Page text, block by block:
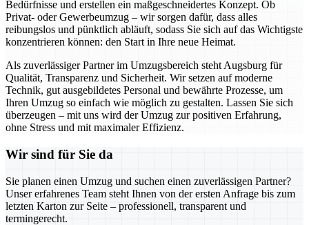
Bedürfnisse und erstellen ein maßgeschneidertes Konzept. Ob
Privat- oder Gewerbeumzug – wir sorgen dafür, dass alles
reibungslos und pünktlich abläuft, sodass Sie sich auf das Wichtigste
konzentrieren können: den Start in Ihre neue Heimat.
Als zuverlässiger Partner im Umzugsbereich steht Augsburg für
Qualität, Transparenz und Sicherheit. Wir setzen auf moderne
Technik, gut ausgebildetes Personal und bewährte Prozesse, um
Ihren Umzug so einfach wie möglich zu gestalten. Lassen Sie sich
überzeugen – mit uns wird der Umzug zur positiven Erfahrung,
ohne Stress und mit maximaler Effizienz.
Wir sind für Sie da
Sie planen einen Umzug und suchen einen zuverlässigen Partner?
Unser erfahrenes Team steht Ihnen von der ersten Anfrage bis zum
letzten Karton zur Seite – professionell, transparent und
termingerecht.